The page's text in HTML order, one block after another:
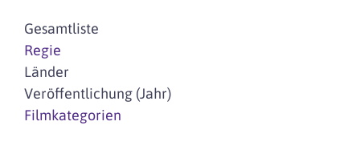
Gesamtliste
Regie
Länder
Veröffentlichung (Jahr)
Filmkategorien